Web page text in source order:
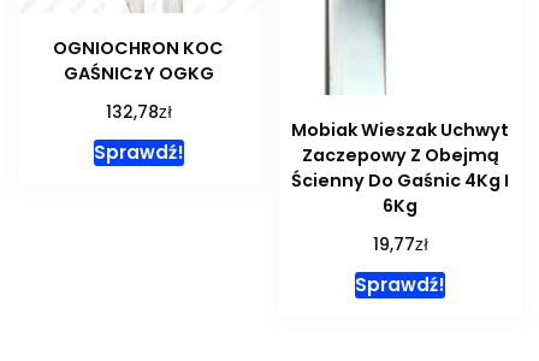
OGNIOCHRON KOC
GAŚNICzY OGKG
132,78zł
Sprawdź!
Mobiak Wieszak Uchwyt
Zaczepowy Z Obejmą
Ścienny Do Gaśnic 4Kg I
6Kg
19,77zł
Sprawdź!